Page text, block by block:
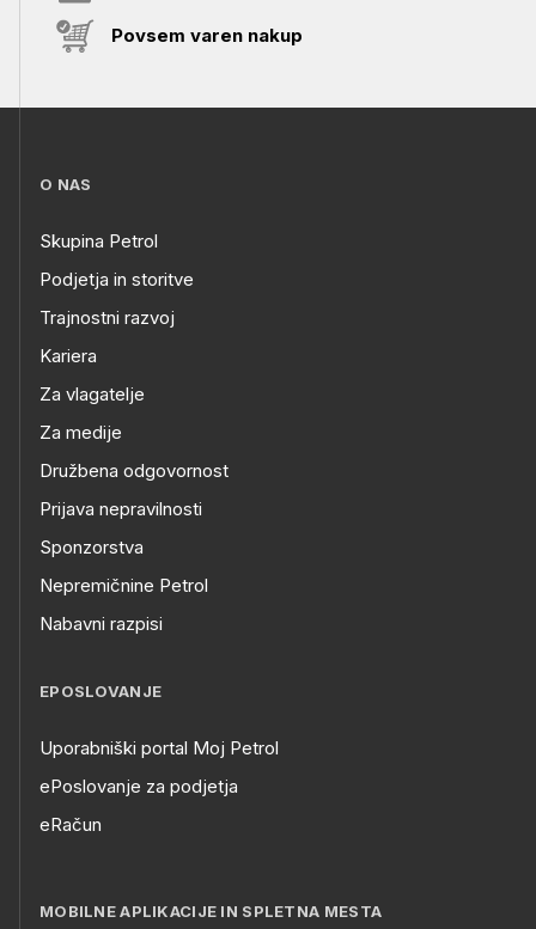
Povsem varen nakup
O NAS
Skupina Petrol
Podjetja in storitve
Trajnostni razvoj
Kariera
Za vlagatelje
Za medije
Družbena odgovornost
Prijava nepravilnosti
Sponzorstva
Nepremičnine Petrol
Nabavni razpisi
EPOSLOVANJE
Uporabniški portal Moj Petrol
ePoslovanje za podjetja
eRačun
MOBILNE APLIKACIJE IN SPLETNA MESTA